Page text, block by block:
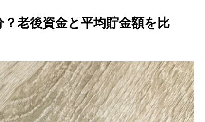
？老後資金と平均貯金額を比